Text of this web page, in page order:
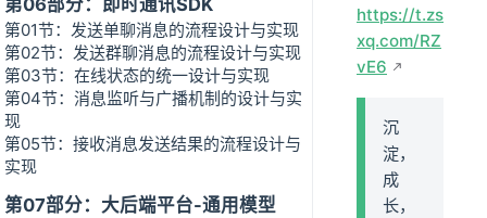
第01节：发送单聊消息的流程设计与实现
第02节：发送群聊消息的流程设计与实现
第03节：在线状态的统一设计与实现
第04节：消息监听与广播机制的设计与实
现
第05节：接收消息发送结果的流程设计与
实现
第07部分：大后端平台-通用模型
https://t.zs
xq.com/RZ
vE6
沉
淀，
成
长，